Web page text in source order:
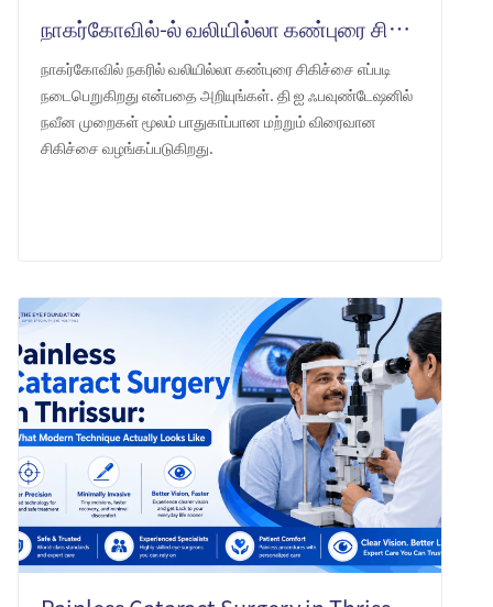
நாகர்கோவில்-ல் வலியில்லா கண்புரை சிகிச்சை: தி ஐ ஃபவுண்டேஷன்
நாகர்கோவில் நகரில் வலியில்லா கண்புரை சிகிச்சை எப்படி
நடைபெறுகிறது என்பதை அறியுங்கள். தி ஐ ஃபவுண்டேஷனில்
நவீன முறைகள் மூலம் பாதுகாப்பான மற்றும் விரைவான
சிகிச்சை வழங்கப்படுகிறது.